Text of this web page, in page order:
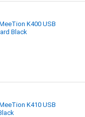
K400 USB
Black
K410 USB